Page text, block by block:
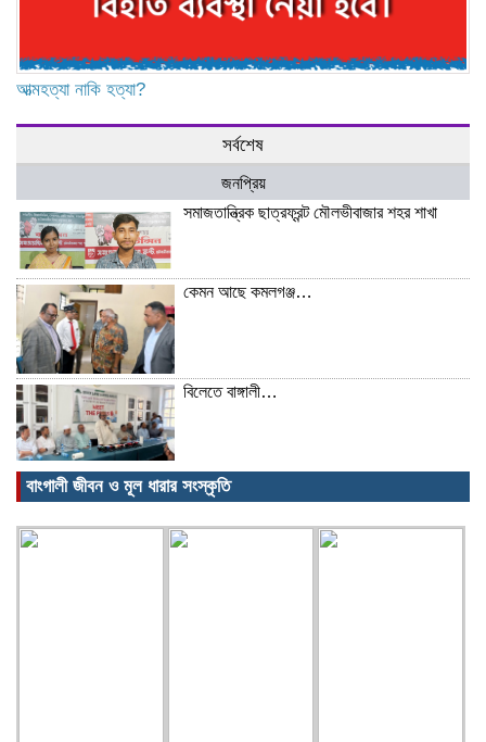
আত্মহত্যা নাকি হত্যা?
সর্বশেষ
জনপ্রিয়
সমাজতান্ত্রিক ছাত্রফ্রন্ট মৌলভীবাজার শহর শাখা
কেমন আছে কমলগঞ্জ…
বিলেতে বাঙ্গালী…
বিক্ষোভ, গ্রেপ্তার, অজগর, সেগুনকাঠ আর
বাংগালী জীবন ও মূল ধারার সংস্কৃতি